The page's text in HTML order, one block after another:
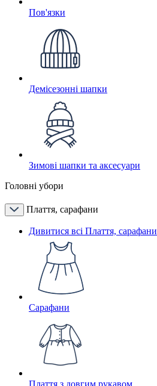
Пов'язки
Демісезонні шапки
Зимові шапки та аксесуари
Головні убори
Плаття, сарафани
Дивитися всі Плаття, сарафани
Сарафани
Плаття з довгим рукавом